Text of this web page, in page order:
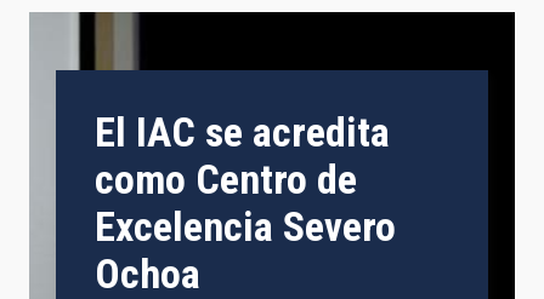
El IAC se acredita
como Centro de
Excelencia Severo
Ochoa